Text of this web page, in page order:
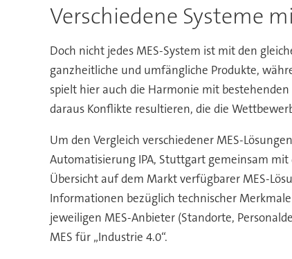
Verschiedene Systeme
Doch nicht jedes MES-System ist mit den
ganzheitliche und umfängliche Produkte,
spielt hier auch die Harmonie mit
daraus Konflikte resultieren, die die
Um den Vergleich verschiedener MES-
Automatisierung IPA, Stuttgart gemeinsam mit
Übersicht auf dem Markt verfügbarer MES-
Informationen bezüglich technischer
jeweiligen MES-Anbieter (Standorte,
MES für „Industrie 4.0“.